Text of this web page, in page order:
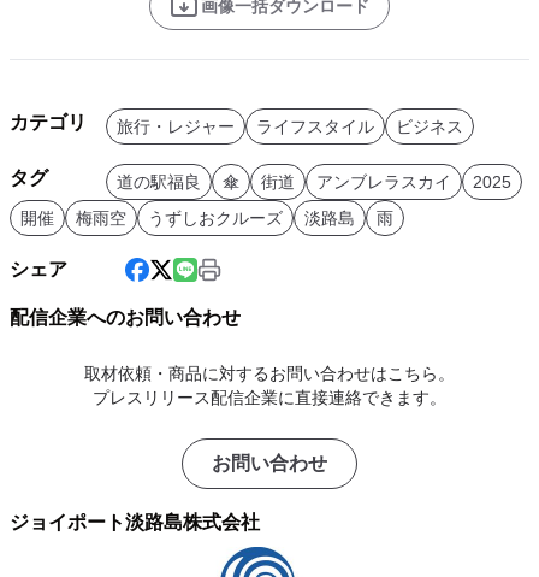
画像一括ダウンロード
カテゴリ 旅行・レジャー ライフスタイル ビジネス
タグ 道の駅福良 傘 街道 アンブレラスカイ
2025
開催
梅雨空 うずしおクルーズ 淡路島 雨
シェア
配信企業へのお問い合わせ
取材依頼・商品に対するお問い合わせはこちら。
プレスリリース配信企業に直接連絡できます。
お問い合わせ
ジョイポート淡路島株式会社